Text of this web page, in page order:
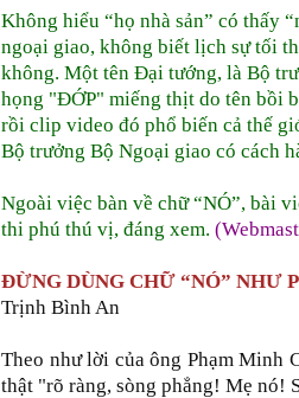
Không hiểu “họ nhà sản” có thấy
ngoại giao, không biết lịch sự tối
không. Một tên Đại tướng, là Bộ
họng "ĐỚP" miếng thịt do tên bồi
rồi clip video đó phổ biến cả thế
Bộ trưởng Bộ Ngoại giao có cách
Ngoài việc bàn về chữ “NÓ”, bài
thi phú thú vị, đáng xem.
ĐỪNG DÙNG CHỮ “NÓ” NHƯ
Trịnh Bình An
Theo như lời của ông Phạm Minh
thật "rõ ràng, sòng phẳng! Mẹ nó!